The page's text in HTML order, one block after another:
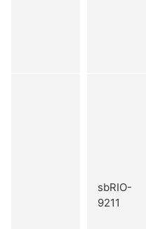
sbRIO-
9211